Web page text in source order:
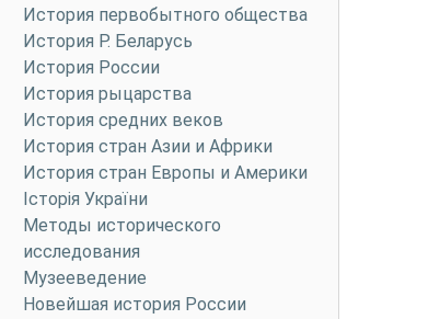
История первобытного общества
История Р. Беларусь
История России
История рыцарства
История средних веков
История стран Азии и Африки
История стран Европы и Америки
Історія України
Методы исторического
исследования
Музееведение
Новейшая история России